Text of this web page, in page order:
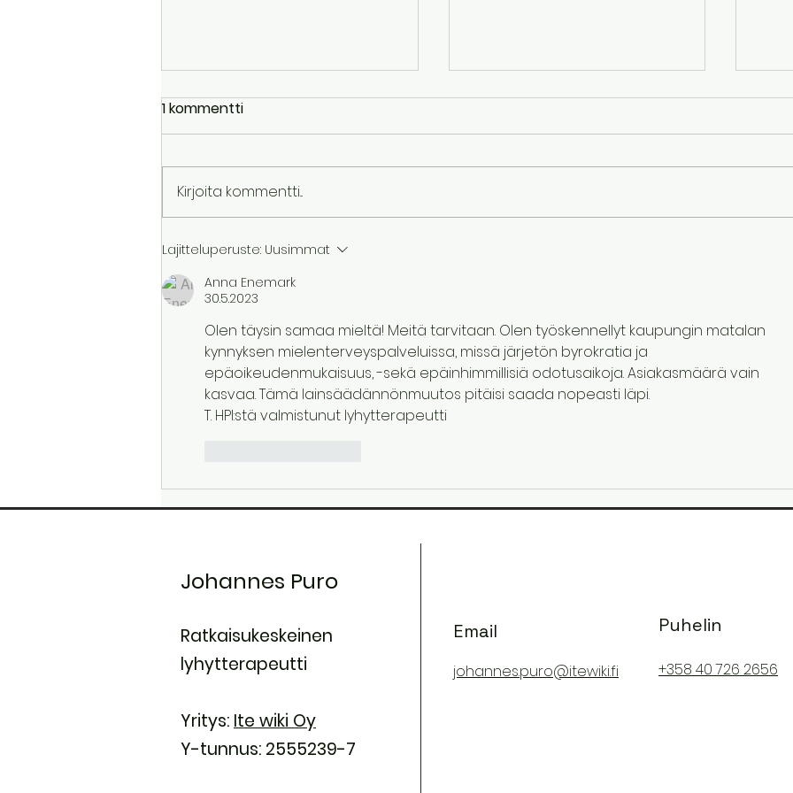
Physiological sigh: Paras
syvähengitystekniikka
hermoston
stressin hillitsemiseksi -
Pidennetty uloshengitys
aktivoi parasympaattisen
hermoston
oivallukseen
1 kommentti
Kirjoita kommentti...
Lajitteluperuste: Uusimmat
Anna Enemark
30.5.2023
Olen täysin samaa mieltä! Meitä tarvitaan. Olen työskennellyt kaupungin matalan
kynnyksen mielenterveyspalveluissa, missä järjetön byrokratia ja
epäoikeudenmukaisuus, -sekä epäinhimmillisiä odotusaikoja. Asiakasmäärä vain
kasvaa. Tämä lainsäädännönmuutos pitäisi saada nopeasti läpi.
T. HPI:stä valmistunut lyhytterapeutti
Johannes Puro
Ratkaisukeskeinen
lyhytterapeutti
Yritys: Ite wiki Oy
Y-tunnus: 2555239-7
Email
johannes.puro@itewiki.fi
Puhelin
+358 40 726 2656